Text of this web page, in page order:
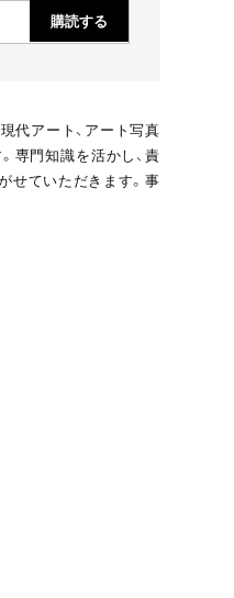
代アート、アート写真
専門知識を活かし、責
せていただきます。事